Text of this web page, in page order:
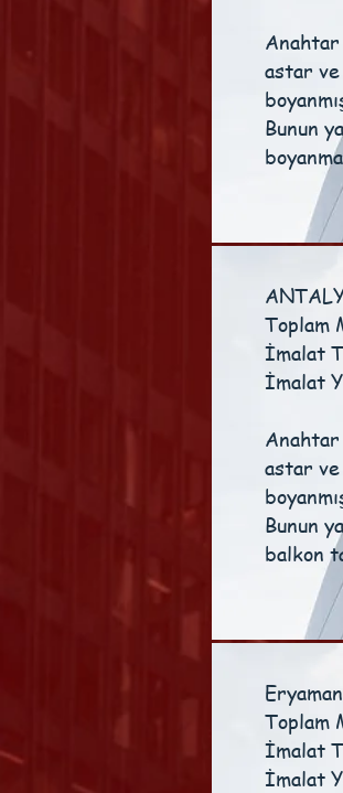
Anahtar
astar ve
Bunun
Toplam
İmalat
İmalat
Anahtar
astar ve
Bunun
balkon
Toplam
İmalat
İmalat